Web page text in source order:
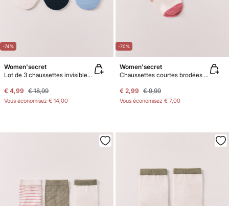
-74%
Women'secret
Lot de 3 chaussettes invisibles imprimées marines bleues
€ 4,99 € 18,99
Vous économisez € 14,00
-70%
Women'secret
Chaussettes courtes brodées fraise
€ 2,99 € 9,99
Vous économisez € 7,00